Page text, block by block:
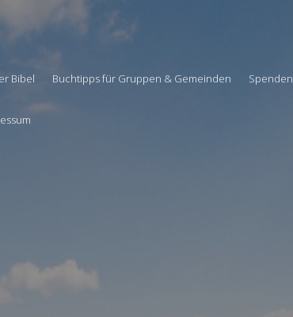
Bibel Buchtipps für Gruppen & Gemeinden Spenden